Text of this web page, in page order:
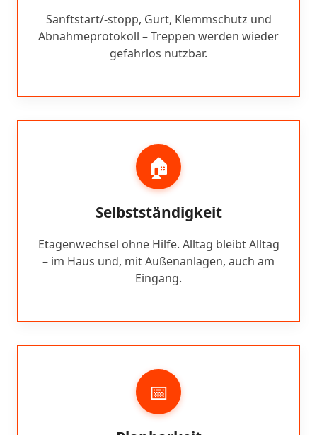
Sanftstart/-stopp, Gurt, Klemmschutz und
Abnahmeprotokoll – Treppen werden wieder
gefahrlos nutzbar.
🏠
Selbstständigkeit
Etagenwechsel ohne Hilfe. Alltag bleibt Alltag
– im Haus und, mit Außenanlagen, auch am
Eingang.
📅